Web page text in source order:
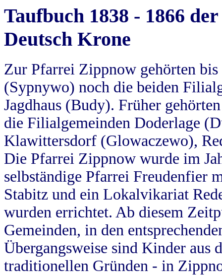
Taufbuch 1838 - 1866
Deutsch Krone
Zur Pfarrei Zippnow gehörten
(Sypnywo) noch die beiden
Jagdhaus (Budy). Früher
die Filialgemeinden Doderlage
Klawittersdorf (Glowaczewo),
Die Pfarrei Zippnow wurde im
selbständige Pfarrei Freudenfier
Stabitz und ein Lokalvikariat
wurden errichtet. Ab diesem
Gemeinden, in den
Übergangsweise sind Kinder aus
traditionellen Gründen - in